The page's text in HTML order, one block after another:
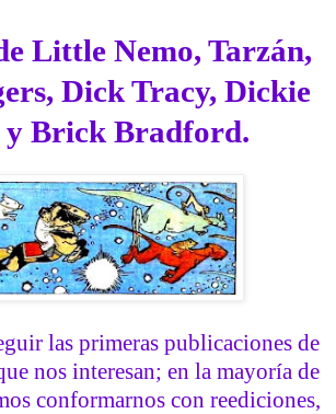
Little Nemo, Tarzán,
Dick Tracy, Dickie
y Brick Bradford.
las primeras publicaciones de
nos interesan; en la mayoría de
conformarnos con reediciones,